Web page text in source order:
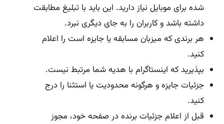
شده برای موبایل نیاز دارید. این باید با تبلیغ مطابقت
داشته باشد و کاربران را به جای دیگری نبرد.
هر برندی که میزبان مسابقه یا جایزه است را اعلام
کنید.
بپذیرید که اینستاگرام با هدیه شما مرتبط نیست.
جزئیات جایزه و هرگونه محدودیت یا استثنا را درج
کنید.
قبل از اعلام جزئیات برنده در صفحه خود، مجوز